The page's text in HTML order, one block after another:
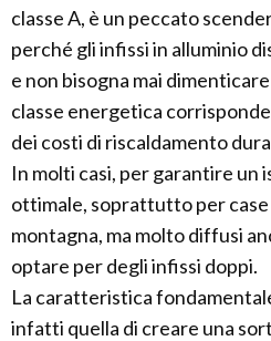
classe A, è un peccato
perché gli infissi in alluminio
e non bisogna mai
classe energetica
dei costi di riscaldamento
In molti casi, per garantire un
ottimale, soprattutto per case
montagna, ma molto diffusi
optare per degli infissi doppi.
La caratteristica
infatti quella di creare una